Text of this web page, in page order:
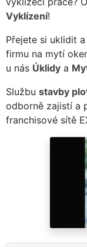
Vyklízení!
Přejete si uklidit
firmu na mytí
u nás Úklidy a
Službu stavby
odborně zajistí a
franchisové sítě